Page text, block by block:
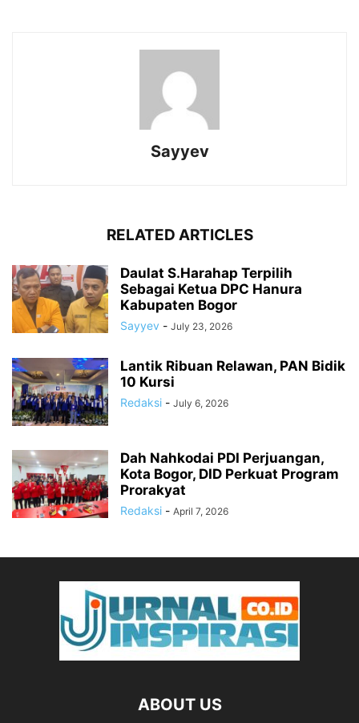
Sayyev
RELATED ARTICLES
Daulat S.Harahap Terpilih
Sebagai Ketua DPC Hanura
Kabupaten Bogor
Sayyev - July 23, 2026
Lantik Ribuan Relawan, PAN Bidik
10 Kursi
Redaksi - July 6, 2026
Dah Nahkodai PDI Perjuangan,
Kota Bogor, DID Perkuat Program
Prorakyat
Redaksi - April 7, 2026
ABOUT US